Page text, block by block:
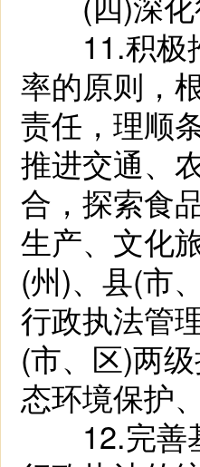
11.积极推
率的原则，
责任，理顺
推进交通、
合，探索食
生产、文化
(州)、县(市
行政执法管
(市、区)两
态环境保护
12.完善基